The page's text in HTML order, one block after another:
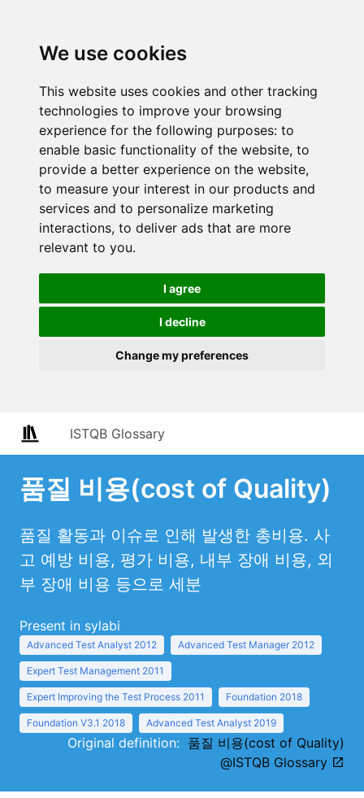
We use cookies
This website uses cookies and other tracking
technologies to improve your browsing
experience for the following purposes: to
enable basic functionality of the website, to
provide a better experience on the website,
to measure your interest in our products and
services and to personalize marketing
interactions, to deliver ads that are more
relevant to you.
I agree
I decline
Change my preferences
ISTQB Glossary
품질 비용(cost of Quality)
품질 활동과 이슈로 인해 발생한 총비용. 사
고 예방 비용, 평가 비용, 내부 장애 비용, 외
부 장애 비용 등으로 세분
Present in sylabi
Advanced Test Analyst 2012 Advanced Test Manager 2012
Expert Test Management 2011
Expert Improving the Test Process 2011 Foundation 2018
Foundation V3.1 2018 Advanced Test Analyst 2019
Original definition: 품질 비용(cost of Quality)
@ISTQB Glossary